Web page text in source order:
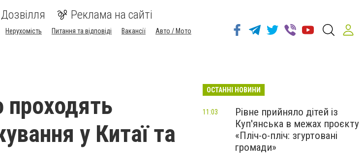
Дозвілля Реклама на сайті
Нерухомість Питання та відповіді Вакансії
Авто / Мото
проходять
у Китаї та
ОСТАННІ НОВИНИ
Рівне прийняло дітей із
Куп'янська в межах проєкту
«Пліч-о-пліч: згуртовані
громади»
11:03